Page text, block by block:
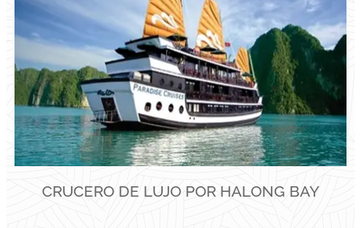
CRUCERO DE LUJO POR HALONG BAY